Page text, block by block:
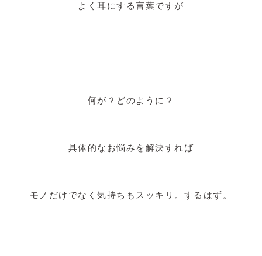
よく耳にする言葉ですが
何が？どのように？
具体的なお悩みを解決すれば
モノだけでなく気持ちもスッキリ。するはず。